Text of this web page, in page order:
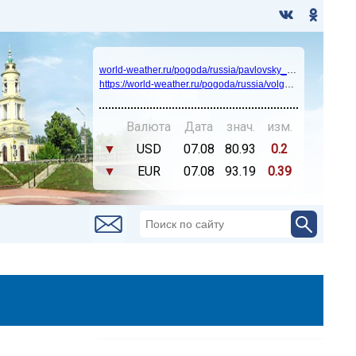
world-weather.ru/pogoda/russia/pavlovsky_posad/14days/
https://world-weather.ru/pogoda/russia/volgograd/
Валюта Дата знач.
изм.
▼
USD 07.08 80.93
0.2
▼
EUR 07.08 93.19 0.39